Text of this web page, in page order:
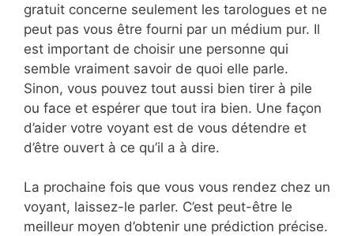
gratuit concerne seulement les tarologues et ne
peut pas vous être fourni par un médium pur. Il
est important de choisir une personne qui
semble vraiment savoir de quoi elle parle.
Sinon, vous pouvez tout aussi bien tirer à pile
ou face et espérer que tout ira bien. Une façon
d’aider votre voyant est de vous détendre et
d’être ouvert à ce qu’il a à dire.
La prochaine fois que vous vous rendez chez un
voyant, laissez-le parler. C’est peut-être le
meilleur moyen d’obtenir une prédiction précise.